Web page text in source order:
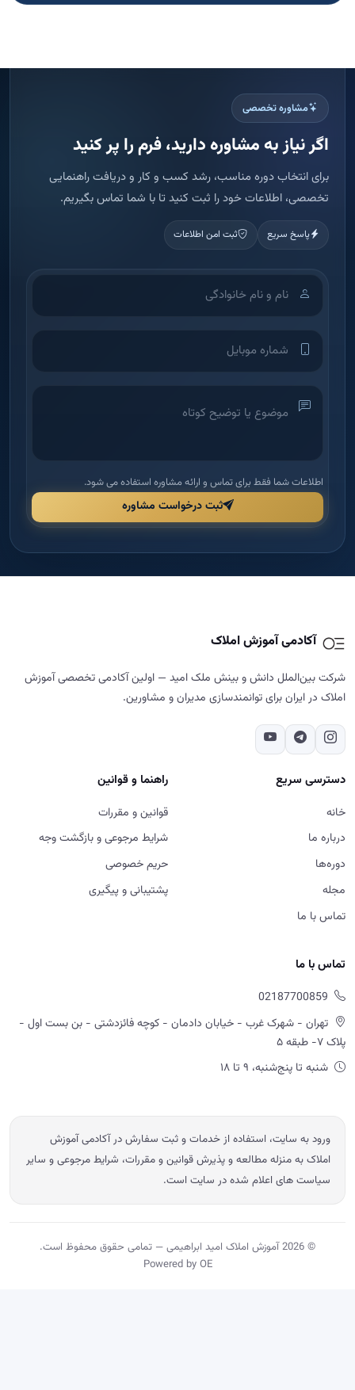
مشاوره تخصصی
اگر نیاز به مشاوره دارید، فرم را پر کنید
برای انتخاب دوره مناسب، رشد کسب و کار و دریافت راهنمایی
تخصصی، اطلاعات خود را ثبت کنید تا با شما تماس بگیریم.
پاسخ سریع ثبت امن اطلاعات
اطلاعات شما فقط برای تماس و ارائه مشاوره استفاده می شود.
ثبت درخواست مشاوره
آکادمی آموزش املاک
شرکت بین‌الملل دانش و بینش ملک امید — اولین آکادمی تخصصی آموزش
املاک در ایران برای توانمندسازی مدیران و مشاورین.
دسترسی سریع
خانه
درباره ما
دوره‌ها
مجله
تماس با ما
راهنما و قوانین
قوانین و مقررات
شرایط مرجوعی و بازگشت وجه
حریم خصوصی
پشتیبانی و پیگیری
تماس با ما
02187700859
تهران - شهرک غرب - خیابان دادمان - کوچه فائزدشتی - بن بست اول -
پلاک ۷- طبقه ۵
شنبه تا پنج‌شنبه، ۹ تا ۱۸
ورود به سایت، استفاده از خدمات و ثبت سفارش در آکادمی آموزش
املاک به منزله مطالعه و پذیرش قوانین و مقررات، شرایط مرجوعی و سایر
سیاست های اعلام شده در سایت است.
© 2026 آموزش املاک امید ابراهیمی — تمامی حقوق محفوظ است.
Powered by OE